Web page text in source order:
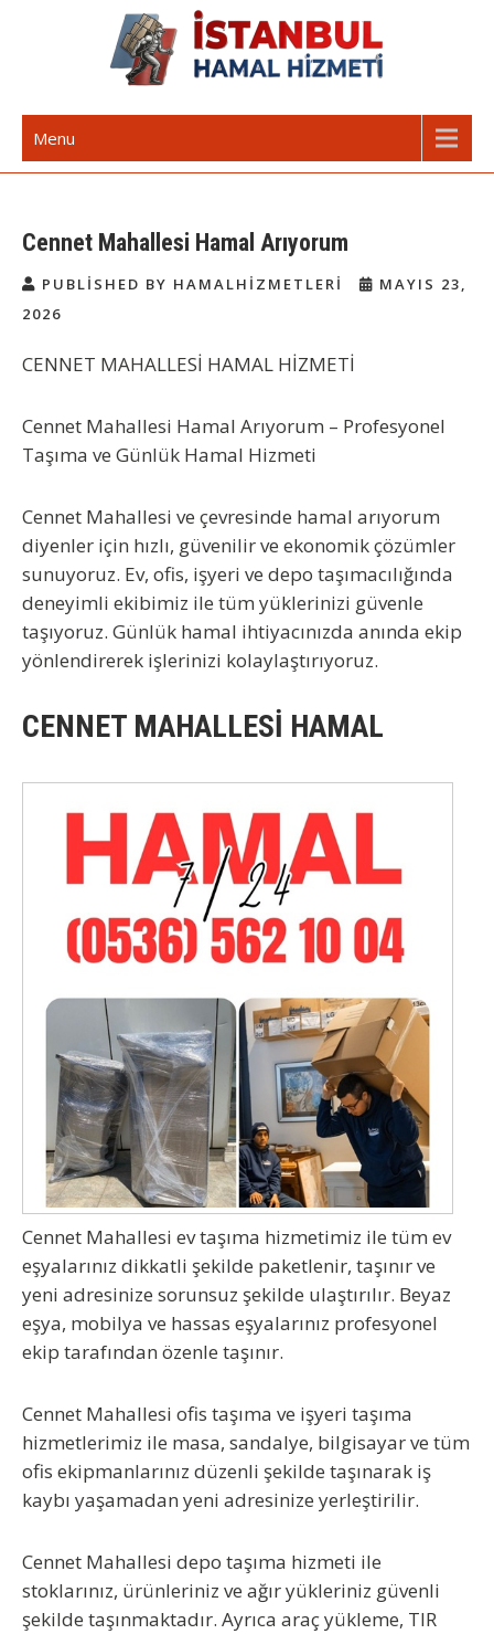
İstanbul Günlük Hamal | Hamal
Arıyorum Hamal Lazım
Menu
Cennet Mahallesi Hamal Arıyorum
PUBLISHED BY HAMALHIZMETLERI
MAYIS 23,
2026
CENNET MAHALLESİ HAMAL HİZMETİ
Cennet Mahallesi Hamal Arıyorum – Profesyonel
Taşıma ve Günlük Hamal Hizmeti
Cennet Mahallesi ve çevresinde hamal arıyorum
diyenler için hızlı, güvenilir ve ekonomik çözümler
sunuyoruz. Ev, ofis, işyeri ve depo taşımacılığında
deneyimli ekibimiz ile tüm yüklerinizi güvenle
taşıyoruz. Günlük hamal ihtiyacınızda anında ekip
yönlendirerek işlerinizi kolaylaştırıyoruz.
CENNET MAHALLESİ HAMAL
Cennet Mahallesi ev taşıma hizmetimiz ile tüm ev
eşyalarınız dikkatli şekilde paketlenir, taşınır ve
yeni adresinize sorunsuz şekilde ulaştırılır. Beyaz
eşya, mobilya ve hassas eşyalarınız profesyonel
ekip tarafından özenle taşınır.
Cennet Mahallesi ofis taşıma ve işyeri taşıma
hizmetlerimiz ile masa, sandalye, bilgisayar ve tüm
ofis ekipmanlarınız düzenli şekilde taşınarak iş
kaybı yaşamadan yeni adresinize yerleştirilir.
Cennet Mahallesi depo taşıma hizmeti ile
stoklarınız, ürünleriniz ve ağır yükleriniz güvenli
şekilde taşınmaktadır. Ayrıca araç yükleme, TIR